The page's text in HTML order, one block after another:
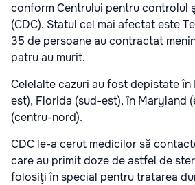
conform Centrului pentru controlul
(CDC). Statul cel mai afectat este
35 de persoane au contractat
patru au murit.
Celelalte cazuri au fost depistate
est), Florida (sud-est), în Maryland
(centru-nord).
CDC le-a cerut medicilor să
care au primit doze de astfel de
folosiţi în special pentru tratarea